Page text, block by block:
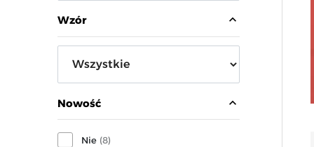
Wzór expand_less
Nowość expand_less
Nie (8)